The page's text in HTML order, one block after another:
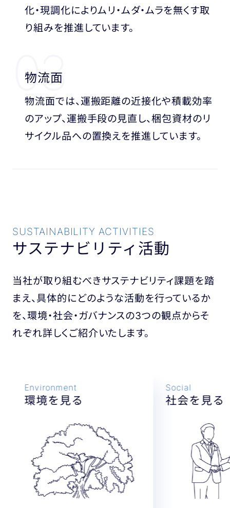
化・現調化によりムリ・ムダ・ムラを無くす取
り組みを推進しています。
03
物流面
物流面では、運搬距離の近接化や積載効率
のアップ、運搬手段の見直し、梱包資材のリ
サイクル品への置換えを推進しています。
SUSTAINABILITY ACTIVITIES
サステナビリティ活動
当社が取り組むべきサステナビリティ課題を踏
まえ、具体的にどのような活動を行っているか
を、環境・社会・ガバナンスの3つの観点からそ
れぞれ詳しくご紹介いたします。
Environment
環境を見る
Social
社会を見る